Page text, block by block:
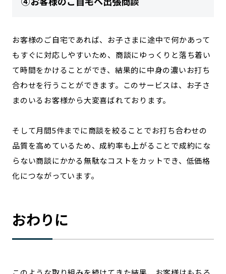
お客様のご自宅であれば、お子さまに途中で何かあって
もすぐに対応しやすいため、商談にゆっくりと落ち着い
て時間をかけることができ、結果的に中身の濃いお打ち
合わせを行うことができます。このサービスは、お子さ
まのいるお客様から大変喜ばれております。
そして月間5件までに商談を絞ることでお打ち合わせの
品質を高めているため、成約率も上がることで成約にな
らない商談にかかる無駄なコストをカットでき、低価格
化につながっています。
おわりに